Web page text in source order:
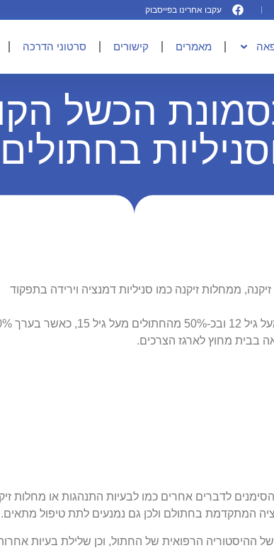
עקבו אחרינו בפייסבוק
מאמרים קישורים סרטוני הדרכה
הכשל
ממחלות זיקנה כמו סניליות דמנציה וירידה בתפקוד
המחלה פוגעת בכ-20% מכלל החתולים מעל
בבית מחוץ לארגז הצרכים.
לדברים אחרים כמו לבעיות התנהגות או מחלות
המתקדמת בחתולם ולכן גם נמנעים לתת טיפול מתאים.
ההיסטוריה הרפואית של החתול, וכן שלילת בעיות